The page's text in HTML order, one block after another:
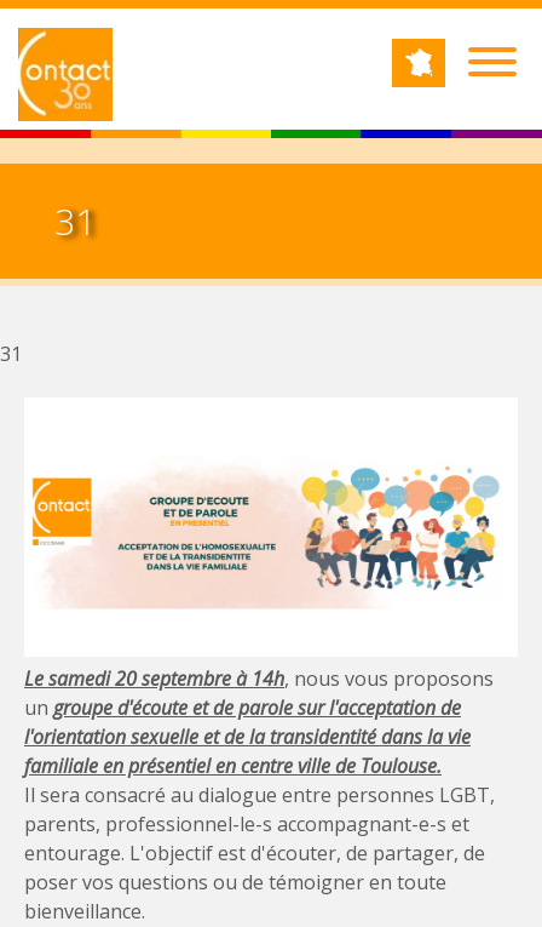
Jump to navigation
Formulaire de recherche
RECHERCHE
31
31
Le samedi 20 septembre à 14h, nous vous proposons
un groupe d'écoute et de parole sur l'acceptation de
l'orientation sexuelle et de la transidentité dans la vie
familiale en présentiel en centre ville de Toulouse.
Il sera consacré au dialogue entre personnes LGBT,
parents, professionnel-le-s accompagnant-e-s et
entourage. L'objectif est d'écouter, de partager, de
poser vos questions ou de témoigner en toute
bienveillance.